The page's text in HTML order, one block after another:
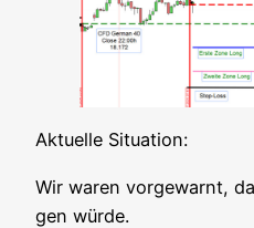
Aktu­el­le Situation:
Wir waren vor­ge­warnt,
gen würde.